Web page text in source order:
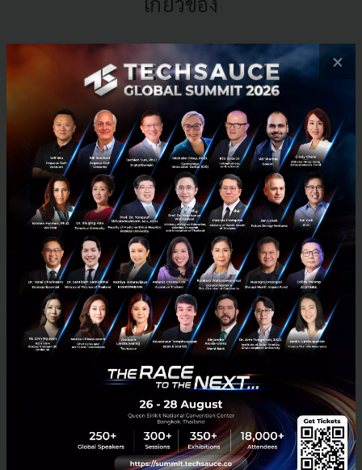
สำหรับการสร้างสรรค์นวัตกรรมใน
อุตสาหกรรมอาหารระดับโลก
ต่อยอดธุรกิจการพบปะผู้เชี่ยวชาญ
จากนานาประเทศ”
งาน Food Innopolis International Symposium 2018
จะจัดขึ้นระหว่างวันที่ 5-7 พฤศจิกายน 2561 ณ ห้อง
คริสตัล ฮอลล์ ดิ แอทธินี โฮเทล อะ ลักซ์ชูรี คอลเล็คชั่น โฮ
เทล กรุงเทพ สนใจลงทะเบียน หรือสามารถดูรายละเอียด
http://bit.ly/tma_fi_symposium
Food Tech Food Industry
×